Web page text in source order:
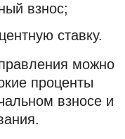
взнос;
ставку.
можно
проценты
взносе и